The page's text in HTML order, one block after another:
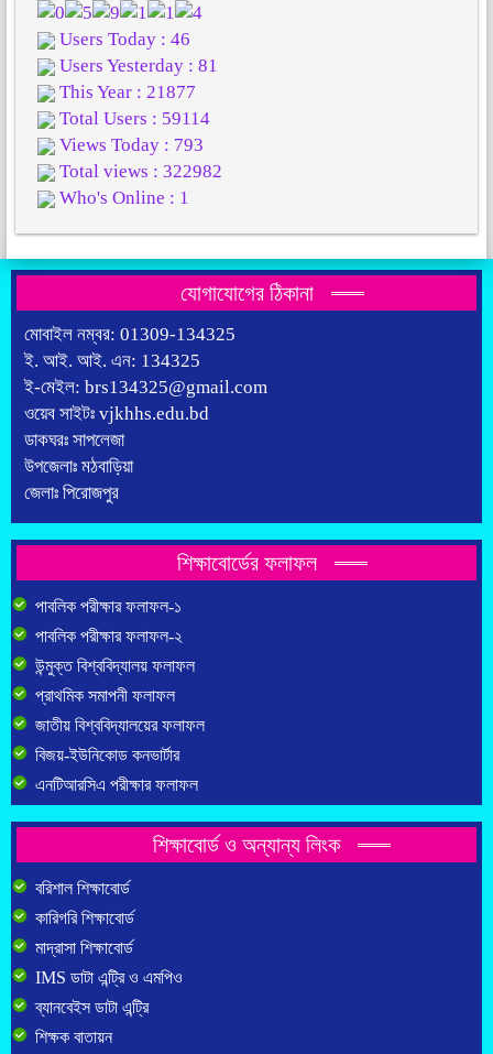
Users Today : 46
Users Yesterday : 81
This Year : 21877
Total Users : 59114
Views Today : 793
Total views : 322982
Who's Online : 1
যোগাযোগের ঠিকানা
মোবাইল নম্বর: 01309-134325
ই. আই. আই. এন: 134325
ই-মেইল: brs134325@gmail.com
ওয়েব সাইটঃ vjkhhs.edu.bd
ডাকঘরঃ সাপলেজা
উপজেলাঃ মঠবাড়িয়া
জেলাঃ পিরোজপুর
শিক্ষাবোর্ডের ফলাফল
পাবলিক পরীক্ষার ফলাফল-১
পাবলিক পরীক্ষার ফলাফল-২
উন্মুক্ত বিশ্ববিদ্যালয় ফলাফল
প্রাথমিক সমাপনী ফলাফল
জাতীয় বিশ্ববিদ্যালয়ের ফলাফল
বিজয়-ইউনিকোড কনভার্টার
এনটিআরসিএ পরীক্ষার ফলাফল
শিক্ষাবোর্ড ও অন্যান্য লিংক
বরিশাল শিক্ষাবোর্ড
কারিগরি শিক্ষাবোর্ড
মাদ্রাসা শিক্ষাবোর্ড
IMS ডাটা এন্ট্রি ও এমপিও
ব্যানবেইস ডাটা এন্ট্রি
শিক্ষক বাতায়ন